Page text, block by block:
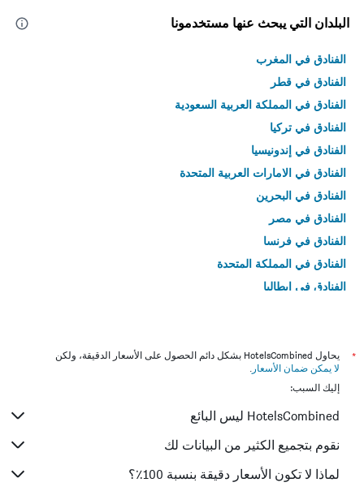
البلدان التي يبحث عنها مستخدمونا
الفنادق في المغرب
الفنادق في قطر
الفنادق في المملكة العربية السعودية
الفنادق في تركيا
الفنادق في إندونيسيا
الفنادق في الامارات العربية المتحدة
الفنادق في البحرين
الفنادق في مصر
الفنادق في فرنسا
الفنادق في المملكة المتحدة
الفنادق في إيطاليا
*
يحاول HotelsCombined بشكل دائم الحصول على الأسعار الدقيقة، ولكن
لا يمكن ضمان الأسعار .
إليك السبب:
HotelsCombined ليس البائع
نقوم بتجميع الكثير من البيانات لك
لماذا لا تكون الأسعار دقيقة بنسبة 100٪؟